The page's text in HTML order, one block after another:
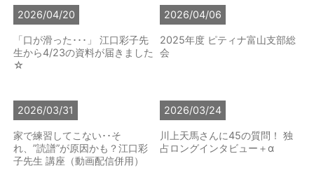
2026/04/20
「口が滑った･･･」 江口彩子先
生から4/23の資料が届きました
☆
2026/04/06
2025年度 ピティナ富山支部総
会
2026/03/31
家で練習してこない･･そ
れ、”読譜”が原因かも？江口彩
子先生 講座（動画配信併用）
2026/03/24
川上天馬さんに45の質問！ 独
占ロングインタビュー＋α